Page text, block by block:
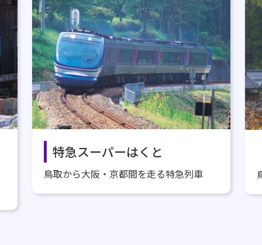
特急スーパーはくと
鳥取から大阪・京都間を走る特急列車